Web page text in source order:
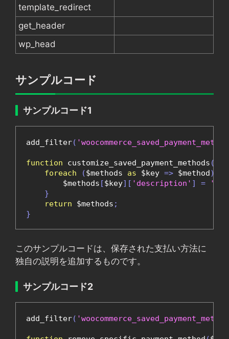
template_redirect
get_header
wp_head
サンプルコード
サンプルコード1
add_filter(
function customize_saved_payment_methods (
foreach
($methods as $key => $method)
        $methods
[$key][ 'description' ] =
}
return $methods ;
}
このサンプルコードは、保存された支払い方法に
独自の説明を追加するものです。
サンプルコード2
add_filter(